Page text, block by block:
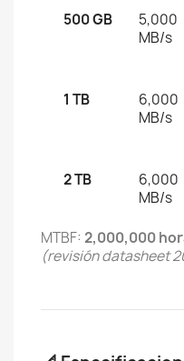
500 GB
5,000
MB/s
1 TB
6,000
MB/s
2 TB
6,000
MB/s
MTBF: 2,000,000
(revisión datasheet